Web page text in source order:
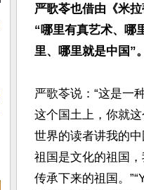
严歌苓也借由《米
“哪里有真艺术、哪
里、哪里就是中国”。
严歌苓说：“这是一
这个国土上，你就
世界的读者讲我的
祖国是文化的祖国
传承下来的祖国。